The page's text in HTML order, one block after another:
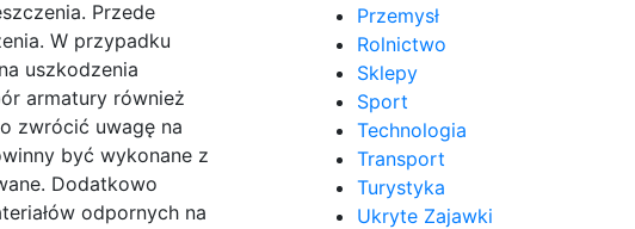
Przede
W przypadku
uszkodzenia
armatury również
zwrócić uwagę na
być wykonane z
Dodatkowo
odpornych na
Przemysł
Rolnictwo
Sklepy
Sport
Technologia
Transport
Turystyka
Ukryte Zajawki